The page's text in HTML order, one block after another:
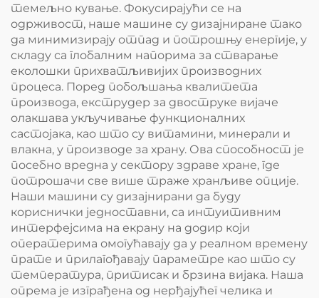
темељно кување. Фокусирајући се на
одрживост, наше машине су дизајниране тако
да минимизирају отпад и потрошњу енергије, у
складу са глобалним напорима за стварање
еколошки прихватљивијих производних
процеса. Поред побољшања квалитета
производа, екструдер за двоструке вијаче
олакшава укључивање функционалних
састојака, као што су витамини, минерали и
влакна, у производе за храну. Ова способност је
посебно вредна у сектору здраве хране, где
потрошачи све више траже хранљиве опције.
Наши машини су дизајнирани да буду
кориснички једноставни, са интуитивним
интерфејсима на екрану на додир који
оператерима омогућавају да у реалном времену
прате и прилагођавају параметре као што су
температура, притисак и брзина вијака. Наша
опрема је изграђена од нерђајућег челика и